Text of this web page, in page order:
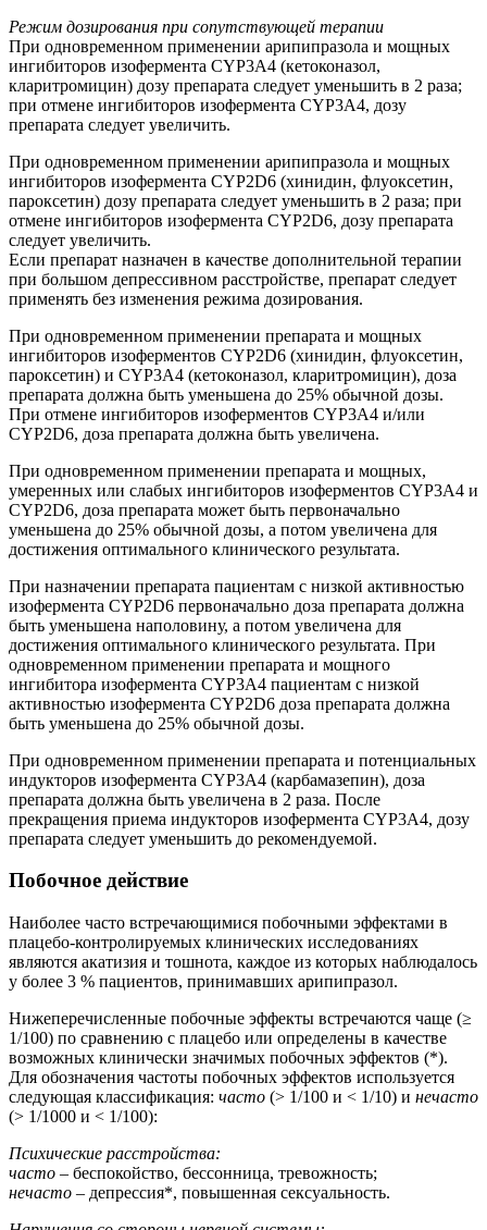
Режим дозирования при сопутствующей терапии
При одновременном применении арипипразола и мощных
ингибиторов изофермента CYP3A4 (кетоконазол,
кларитромицин) дозу препарата следует уменьшить в 2 раза;
при отмене ингибиторов изофермента CYP3A4, дозу
препарата следует увеличить.
При одновременном применении арипипразола и мощных
ингибиторов изофермента CYP2D6 (хинидин, флуоксетин,
пароксетин) дозу препарата следует уменьшить в 2 раза; при
отмене ингибиторов изофермента CYP2D6, дозу препарата
следует увеличить.
Если препарат назначен в качестве дополнительной терапии
при большом депрессивном расстройстве, препарат следует
применять без изменения режима дозирования.
При одновременном применении препарата и мощных
ингибиторов изоферментов CYP2D6 (хинидин, флуоксетин,
пароксетин) и CYP3A4 (кетоконазол, кларитромицин), доза
препарата должна быть уменьшена до 25% обычной дозы.
При отмене ингибиторов изоферментов CYP3A4 и/или
CYP2D6, доза препарата должна быть увеличена.
При одновременном применении препарата и мощных,
умеренных или слабых ингибиторов изоферментов CYP3A4 и
CYP2D6, доза препарата может быть первоначально
уменьшена до 25% обычной дозы, а потом увеличена для
достижения оптимального клинического результата.
При назначении препарата пациентам с низкой активностью
изофермента CYP2D6 первоначально доза препарата должна
быть уменьшена наполовину, а потом увеличена для
достижения оптимального клинического результата. При
одновременном применении препарата и мощного
ингибитора изофермента CYP3A4 пациентам с низкой
активностью изофермента CYP2D6 доза препарата должна
быть уменьшена до 25% обычной дозы.
При одновременном применении препарата и потенциальных
индукторов изофермента CYP3A4 (карбамазепин), доза
препарата должна быть увеличена в 2 раза. После
прекращения приема индукторов изофермента CYP3A4, дозу
препарата следует уменьшить до рекомендуемой.
Побочное действие
Наиболее часто встречающимися побочными эффектами в
плацебо-контролируемых клинических исследованиях
являются акатизия и тошнота, каждое из которых наблюдалось
у более 3 % пациентов, принимавших арипипразол.
Нижеперечисленные побочные эффекты встречаются чаще (≥
1/100) по сравнению с плацебо или определены в качестве
возможных клинически значимых побочных эффектов (*).
Для обозначения частоты побочных эффектов используется
следующая классификация: часто (˃ 1/100 и ˂ 1/10) и нечасто
(˃ 1/1000 и ˂ 1/100):
Психические расстройства:
часто – беспокойство, бессонница, тревожность;
нечасто – депрессия*, повышенная сексуальность.